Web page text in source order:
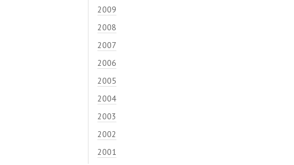
2009
2008
2007
2006
2005
2004
2003
2002
2001